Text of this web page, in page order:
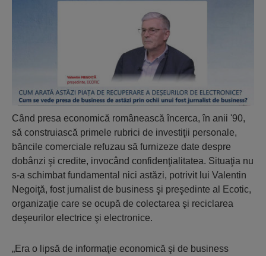
Când presa economică românească încerca, în anii '90,
să construiască primele rubrici de investiţii personale,
băncile comerciale refuzau să furnizeze date despre
dobânzi şi credite, invocând confidenţialitatea. Situaţia nu
s-a schimbat fundamental nici astăzi, potrivit lui Valentin
Negoiţă, fost jurnalist de business şi preşedinte al Ecotic,
organizaţie care se ocupă de colectarea şi reciclarea
deşeurilor electrice şi electronice.
„Era o lipsă de informaţie economică şi de business